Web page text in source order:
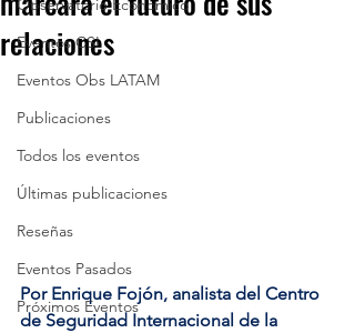
Observatorio Economico
Eventos CSI
Eventos Obs LATAM
Publicaciones
Todos los eventos
Últimas publicaciones
Reseñas
Eventos Pasados
Próximos Eventos
relaciones
Por Enrique Fojón, analista del Centro
de Seguridad Internacional de la